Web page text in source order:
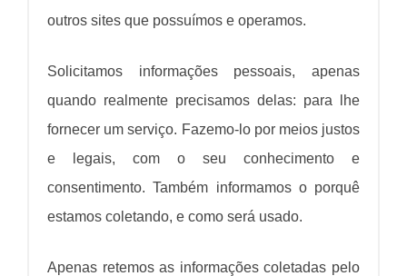
outros sites que possuímos e operamos.
Solicitamos informações pessoais, apenas
quando realmente precisamos delas: para lhe
fornecer um serviço. Fazemo-lo por meios justos
e legais, com o seu conhecimento e
consentimento. Também informamos o porquê
estamos coletando, e como será usado.
Apenas retemos as informações coletadas pelo